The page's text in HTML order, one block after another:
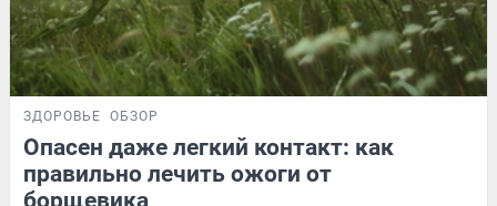
ЗДОРОВЬЕ ОБЗОР
Опасен даже легкий контакт: как
правильно лечить ожоги от